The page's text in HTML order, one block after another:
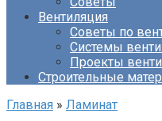
Вентиляция
Советы по
Системы
Проекты
Строительные
Главная » Ламинат